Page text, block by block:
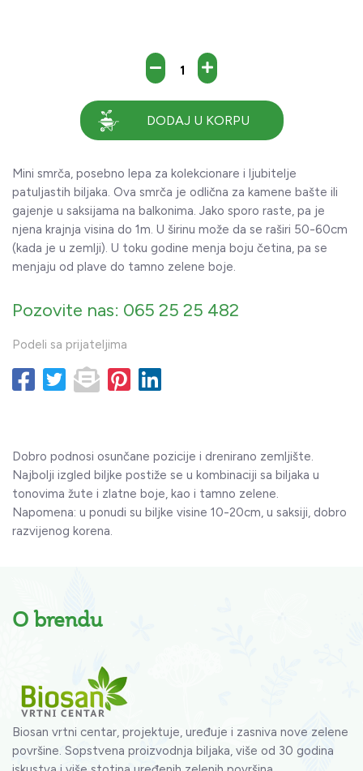
DODAJ U KORPU
Mini smrča, posebno lepa za kolekcionare i ljubitelje
patuljastih biljaka. Ova smrča je odlična za kamene bašte ili
gajenje u saksijama na balkonima. Jako sporo raste, pa je
njena krajnja visina do 1m. U širinu može da se raširi 50-60cm
(kada je u zemlji). U toku godine menja boju četina, pa se
menjaju od plave do tamno zelene boje.
Pozovite nas: 065 25 25 482
Podeli sa prijateljima
Dobro podnosi osunčane pozicije i drenirano zemljište.
Najbolji izgled biljke postiže se u kombinaciji sa biljaka u
tonovima žute i zlatne boje, kao i tamno zelene.
Napomena: u ponudi su biljke visine 10-20cm, u saksiji, dobro
razvijenog korena.
O brendu
Biosan vrtni centar, projektuje, uređuje i zasniva nove zelene
površine. Sopstvena proizvodnja biljaka, više od 30 godina